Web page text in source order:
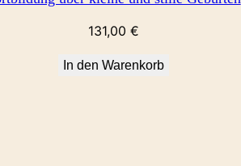
131,00 €
In den Warenkorb